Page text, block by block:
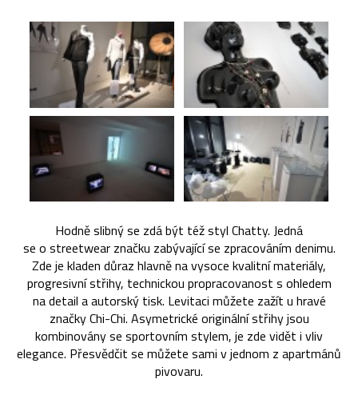
Hodně slibný se zdá být též styl Chatty. Jedná
se o streetwear značku zabývající se zpracováním denimu.
Zde je kladen důraz hlavně na vysoce kvalitní materiály,
progresivní střihy, technickou propracovanost s ohledem
na detail a autorský tisk. Levitaci můžete zažít u hravé
značky Chi-Chi. Asymetrické originální střihy jsou
kombinovány se sportovním stylem, je zde vidět i vliv
elegance. Přesvědčit se můžete sami v jednom z apartmánů
pivovaru.